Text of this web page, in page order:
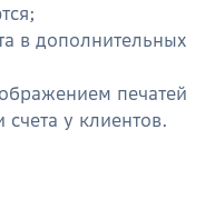
в дополнительных
печатей
у клиентов.